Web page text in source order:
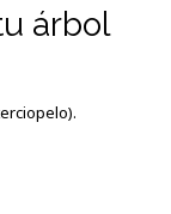
árbol